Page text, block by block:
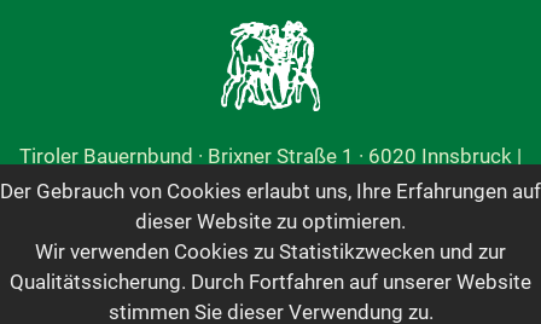
Der Gebrauch von Cookies erlaubt uns, Ihre Erfahrungen auf
dieser Website zu optimieren.
Wir verwenden Cookies zu Statistikzwecken und zur
Qualitätssicherung. Durch Fortfahren auf unserer Website
stimmen Sie dieser Verwendung zu.
Tiroler Bauernbund · Brixner Straße 1 · 6020 Innsbruck |
+43 512 59 900-12| tbb@tiroler-bauernbund.at
Öffnungszeiten: Montag bis Donnerstag von 8 bis 12
Uhr und 13 bis 16 Uhr | Freitag von 8 bis 12 Uhr
ImpressumTerminübersichtInterner BereichDownloadsDatenschutz